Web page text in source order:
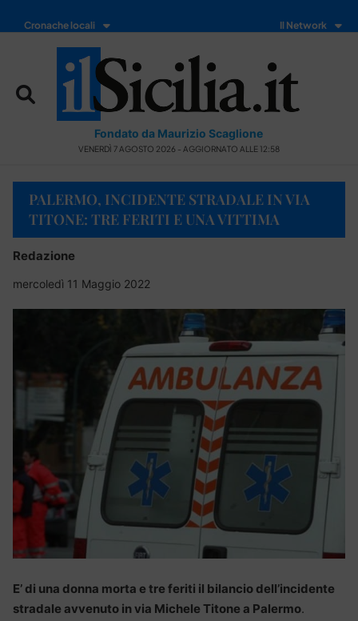
Cronache locali Il Network
Fondato da Maurizio Scaglione
VENERDÌ 7 AGOSTO 2026 - AGGIORNATO ALLE 12:58
PALERMO, INCIDENTE STRADALE IN VIA
TITONE: TRE FERITI E UNA VITTIMA
Redazione
mercoledì 11 Maggio 2022
E’ di una donna morta e tre feriti il bilancio dell’incidente
stradale avvenuto in via Michele Titone a Palermo.